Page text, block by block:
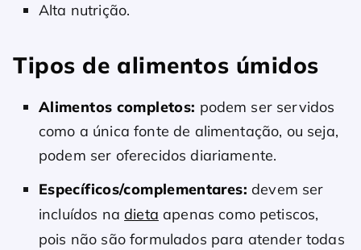
Alta nutrição.
Tipos de alimentos úmidos
Alimentos completos: podem ser servidos
como a única fonte de alimentação, ou seja,
podem ser oferecidos diariamente.
Específicos/complementares: devem ser
incluídos nadieta apenas como petiscos,
pois não são formulados para atender todas